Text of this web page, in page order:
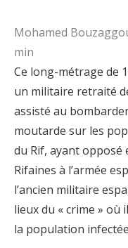
Mohamed
min
Ce long-métrage de
un militaire retraité
assisté au
moutarde sur les
du Rif, ayant opposé
Rifaines à l’armée
l’ancien militaire
lieux du « crime » où
la population